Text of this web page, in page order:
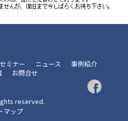
ミナー ニュース
事例紹介
お問合せ
reserved.
マップ